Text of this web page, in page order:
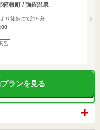
箱根町 / 強羅温泉
り徒歩にて約５分
呂
ランを見る